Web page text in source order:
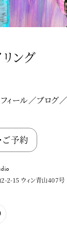
ング
ィール ブログ
ご予約
2-15 ウィン青山407号